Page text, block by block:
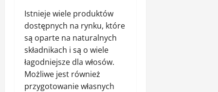
Istnieje wiele produktów
dostępnych na rynku, które
są oparte na naturalnych
składnikach i są o wiele
łagodniejsze dla włosów.
Możliwe jest również
przygotowanie własnych